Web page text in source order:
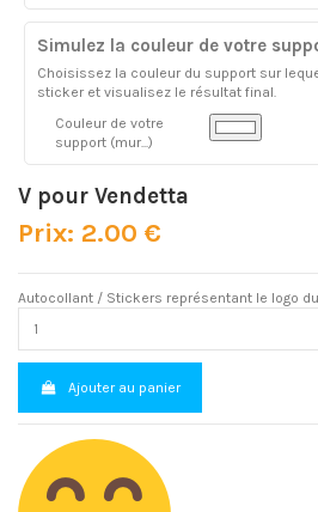
Simulez la couleur de votre
Choisissez la couleur du support sur
sticker et visualisez le résultat final.
Couleur de votre
support (mur...)
V pour Vendetta
Prix: 2.00 €
Autocollant / Stickers représentant le logo
Ajouter au panier